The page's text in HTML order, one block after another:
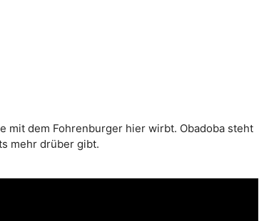
mit dem Fohrenburger hier wirbt. Obadoba steht
mehr drüber gibt.